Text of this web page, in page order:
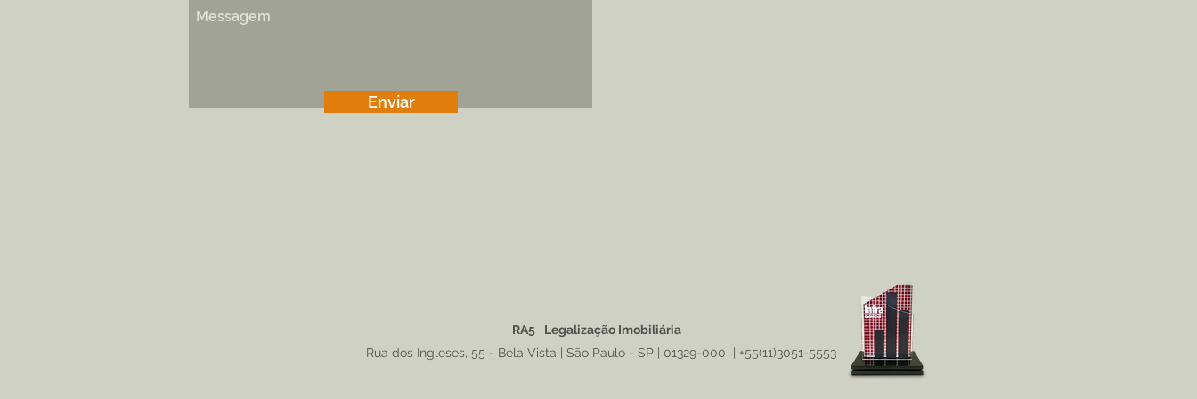
Enviar
RA5
Legalização Imobiliária
Rua dos Ingleses, 55 - Bela Vista | São Paulo - SP | 01329-000 | +55(11)3051-5553